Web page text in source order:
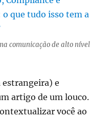
comunicação de alto nível
estrangeira) e
artigo de um louco.
você ao